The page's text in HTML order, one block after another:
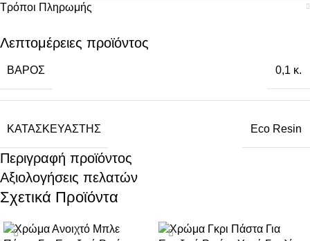
Τρόποι Πληρωμής
Λεπτομέρειες προϊόντος
ΒΆΡΟΣ 0,1 κ.
ΚΑΤΑΣΚΕΥΑΣΤΉΣ Eco Resin
Περιγραφή προϊόντος
Αξιολογήσεις πελατών
Σχετικά Προϊόντα